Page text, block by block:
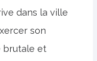
dans la ville
son
brutale et